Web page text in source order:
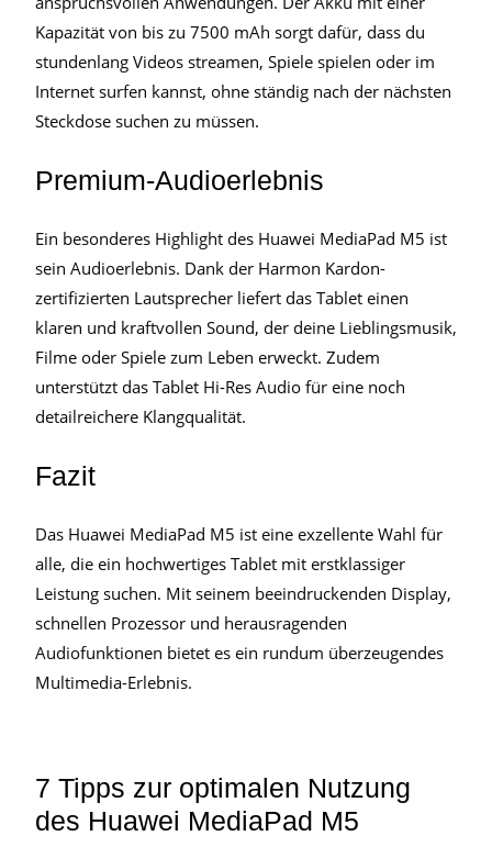
Kapazität von bis zu 7500 mAh sorgt dafür, dass du
stundenlang Videos streamen, Spiele spielen oder im
Internet surfen kannst, ohne ständig nach der nächsten
Steckdose suchen zu müssen.
Premium-Audioerlebnis
Ein besonderes Highlight des Huawei MediaPad M5 ist
sein Audioerlebnis. Dank der Harmon Kardon-
zertifizierten Lautsprecher liefert das Tablet einen
klaren und kraftvollen Sound, der deine Lieblingsmusik,
Filme oder Spiele zum Leben erweckt. Zudem
unterstützt das Tablet Hi-Res Audio für eine noch
detailreichere Klangqualität.
Fazit
Das Huawei MediaPad M5 ist eine exzellente Wahl für
alle, die ein hochwertiges Tablet mit erstklassiger
Leistung suchen. Mit seinem beeindruckenden Display,
schnellen Prozessor und herausragenden
Audiofunktionen bietet es ein rundum überzeugendes
Multimedia-Erlebnis.
7 Tipps zur optimalen Nutzung
des Huawei MediaPad M5